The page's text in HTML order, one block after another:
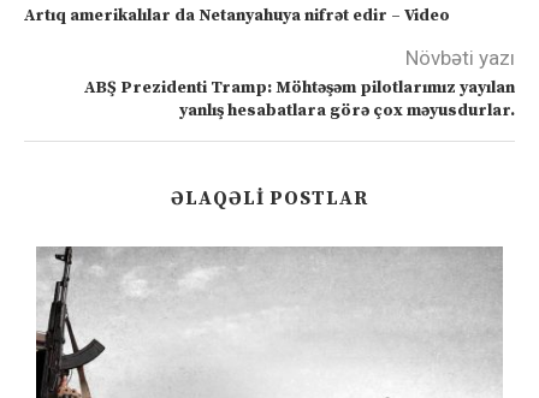
Artıq amerikalılar da Netanyahuya nifrət edir – Video
Növbəti yazı
ABŞ Prezidenti Tramp: Möhtəşəm pilotlarımız yayılan
yanlış hesabatlara görə çox məyusdurlar.
ƏLAQƏLI POSTLAR